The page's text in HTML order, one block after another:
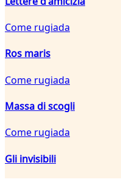
Come rugiada
Ros maris
Come rugiada
Massa di scogli
Come rugiada
Gli invisibili